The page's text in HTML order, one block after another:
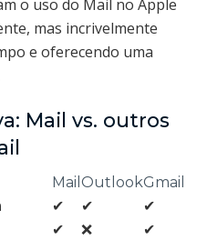
o uso do Mail no Apple
mas incrivelmente
e oferecendo uma
Mail vs. outros
Mail OutlookGmail
✔ ✔
✔
✔ ❌
✔